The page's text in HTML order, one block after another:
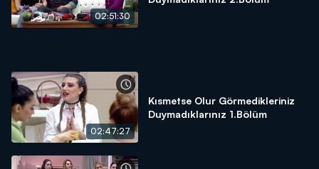
02:51:30
02:47:27
Kısmetse Olur Görmedikleriniz
Duymadıklarınız 1.Bölüm